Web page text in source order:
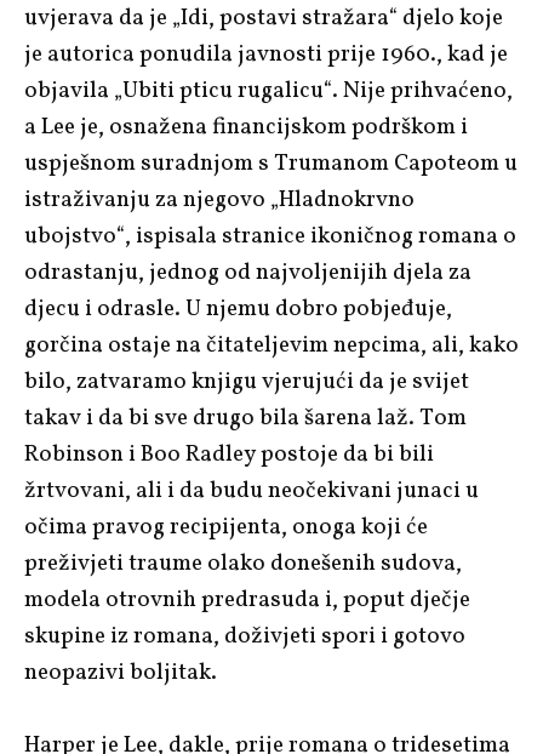
uvjerava da je „Idi, postavi stražara“ djelo koje
je autorica ponudila javnosti prije 1960., kad je
objavila „Ubiti pticu rugalicu“. Nije prihvaćeno,
a Lee je, osnažena financijskom podrškom i
uspješnom suradnjom s Trumanom Capoteom u
istraživanju za njegovo „Hladnokrvno
ubojstvo“, ispisala stranice ikoničnog romana o
odrastanju, jednog od najvoljenijih djela za
djecu i odrasle. U njemu dobro pobjeđuje,
gorčina ostaje na čitateljevim nepcima, ali, kako
bilo, zatvaramo knjigu vjerujući da je svijet
takav i da bi sve drugo bila šarena laž. Tom
Robinson i Boo Radley postoje da bi bili
žrtvovani, ali i da budu neočekivani junaci u
očima pravog recipijenta, onoga koji će
preživjeti traume olako donešenih sudova,
modela otrovnih predrasuda i, poput dječje
skupine iz romana, doživjeti spori i gotovo
neopazivi boljitak.
Harper je Lee, dakle, prije romana o tridesetima